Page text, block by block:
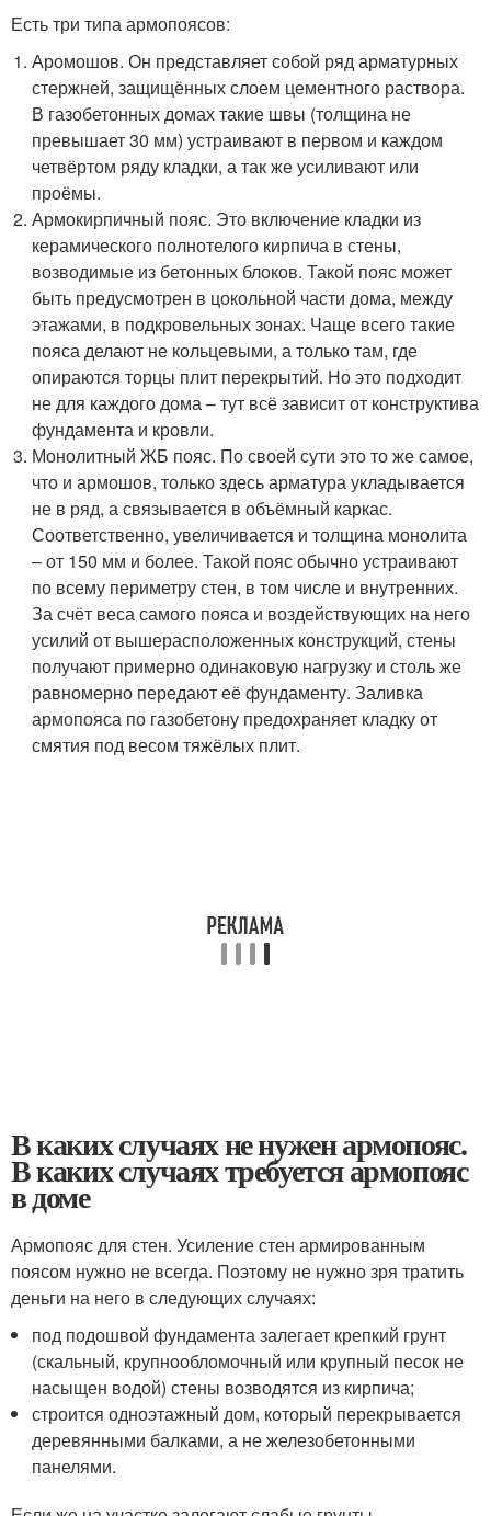
Есть три типа армопоясов:
Аромошов. Он представляет собой ряд арматурных
стержней, защищённых слоем цементного раствора.
В газобетонных домах такие швы (толщина не
превышает 30 мм) устраивают в первом и каждом
четвёртом ряду кладки, а так же усиливают или
проёмы.
Армокирпичный пояс. Это включение кладки из
керамического полнотелого кирпича в стены,
возводимые из бетонных блоков. Такой пояс может
быть предусмотрен в цокольной части дома, между
этажами, в подкровельных зонах. Чаще всего такие
пояса делают не кольцевыми, а только там, где
опираются торцы плит перекрытий. Но это подходит
не для каждого дома – тут всё зависит от конструктива
фундамента и кровли.
Монолитный ЖБ пояс. По своей сути это то же самое,
что и армошов, только здесь арматура укладывается
не в ряд, а связывается в объёмный каркас.
Соответственно, увеличивается и толщина монолита
– от 150 мм и более. Такой пояс обычно устраивают
по всему периметру стен, в том числе и внутренних.
За счёт веса самого пояса и воздействующих на него
усилий от вышерасположенных конструкций, стены
получают примерно одинаковую нагрузку и столь же
равномерно передают её фундаменту. Заливка
армопояса по газобетону предохраняет кладку от
смятия под весом тяжёлых плит.
В каких случаях не нужен армопояс.
В каких случаях требуется армопояс
в доме
Армопояс для стен. Усиление стен армированным
поясом нужно не всегда. Поэтому не нужно зря тратить
деньги на него в следующих случаях:
под подошвой фундамента залегает крепкий грунт
(скальный, крупнообломочный или крупный песок не
насыщен водой) стены возводятся из кирпича;
строится одноэтажный дом, который перекрывается
деревянными балками, а не железобетонными
панелями.